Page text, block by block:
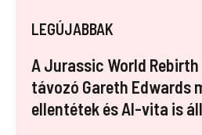
ce
b
o
o
k
er
es
t r dI
n
LEGÚJABBAK
A Jurassic World
távozó Gareth Edwards
ellentétek és AI-vita is